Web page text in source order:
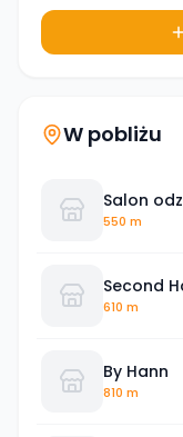
W pobliżu
Salon
550 m
Second
610 m
By Hann
810 m